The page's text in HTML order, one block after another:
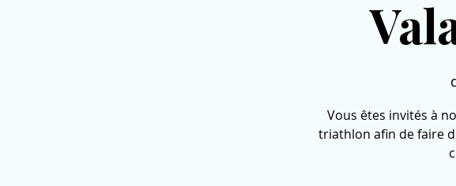
Vous êtes invités à
triathlon afin de faire